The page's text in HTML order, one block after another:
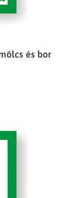
és bor